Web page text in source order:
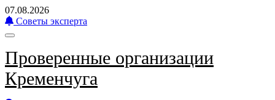
07.08.2026
Советы эксперта
Проверенные организации
Кременчуга